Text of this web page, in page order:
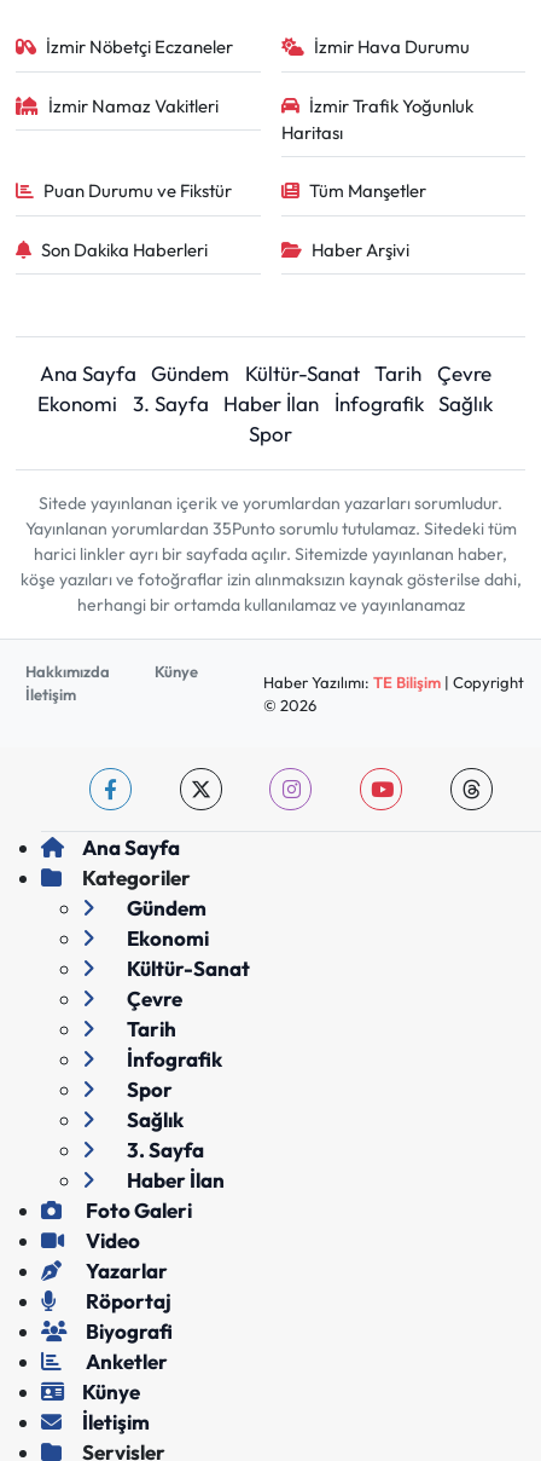
İzmir Nöbetçi Eczaneler İzmir Hava Durumu
İzmir Namaz Vakitleri
İzmir Trafik Yoğunluk
Haritası
Puan Durumu ve Fikstür Tüm Manşetler
Son Dakika Haberleri Haber Arşivi
Ana Sayfa Gündem Kültür-Sanat Tarih
Çevre
Ekonomi
3. Sayfa Haber İlan İnfografik Sağlık
Spor
Sitede yayınlanan içerik ve yorumlardan yazarları sorumludur.
Yayınlanan yorumlardan 35Punto sorumlu tutulamaz. Sitedeki tüm
harici linkler ayrı bir sayfada açılır. Sitemizde yayınlanan haber,
köşe yazıları ve fotoğraflar izin alınmaksızın kaynak gösterilse dahi,
herhangi bir ortamda kullanılamaz ve yayınlanamaz
Hakkımızda
Künye
İletişim
Haber Yazılımı: TE Bilişim| Copyright
© 2026
Ana Sayfa
Kategoriler
Gündem
Ekonomi
Kültür-Sanat
Çevre
Tarih
İnfografik
Spor
Sağlık
3. Sayfa
Haber İlan
Foto Galeri
Video
Yazarlar
Röportaj
Biyografi
Anketler
Künye
İletişim
Servisler